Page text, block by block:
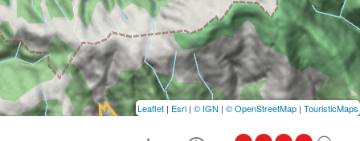
Leaflet | Esri | © IGN | © OpenStreetMap | TouristicMaps